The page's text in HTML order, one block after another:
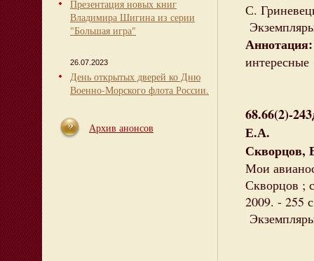
Презентация новых книг
Владимира Шигина из серии
"Большая игра"
26.07.2023
День открытых дверей ко Дню
Военно-Морского флота России.
Архив анонсов
С.
Аннотация:
68.66(2)-
Е.А.
Скворцов,
Мои
Скворцов ;
2009. - 255